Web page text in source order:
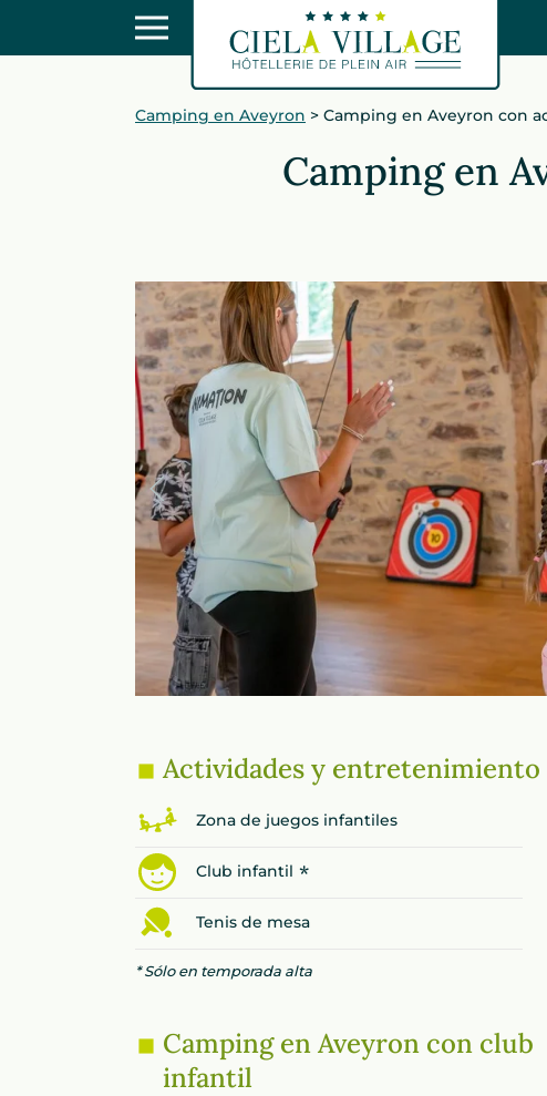
Camping en Aveyron > Camping en Aveyron con
Camping en
Actividades y
Zona de juegos infantiles
Club infantil *
Tenis de mesa
* Sólo en temporada alta
Camping en Aveyron con club
infantil